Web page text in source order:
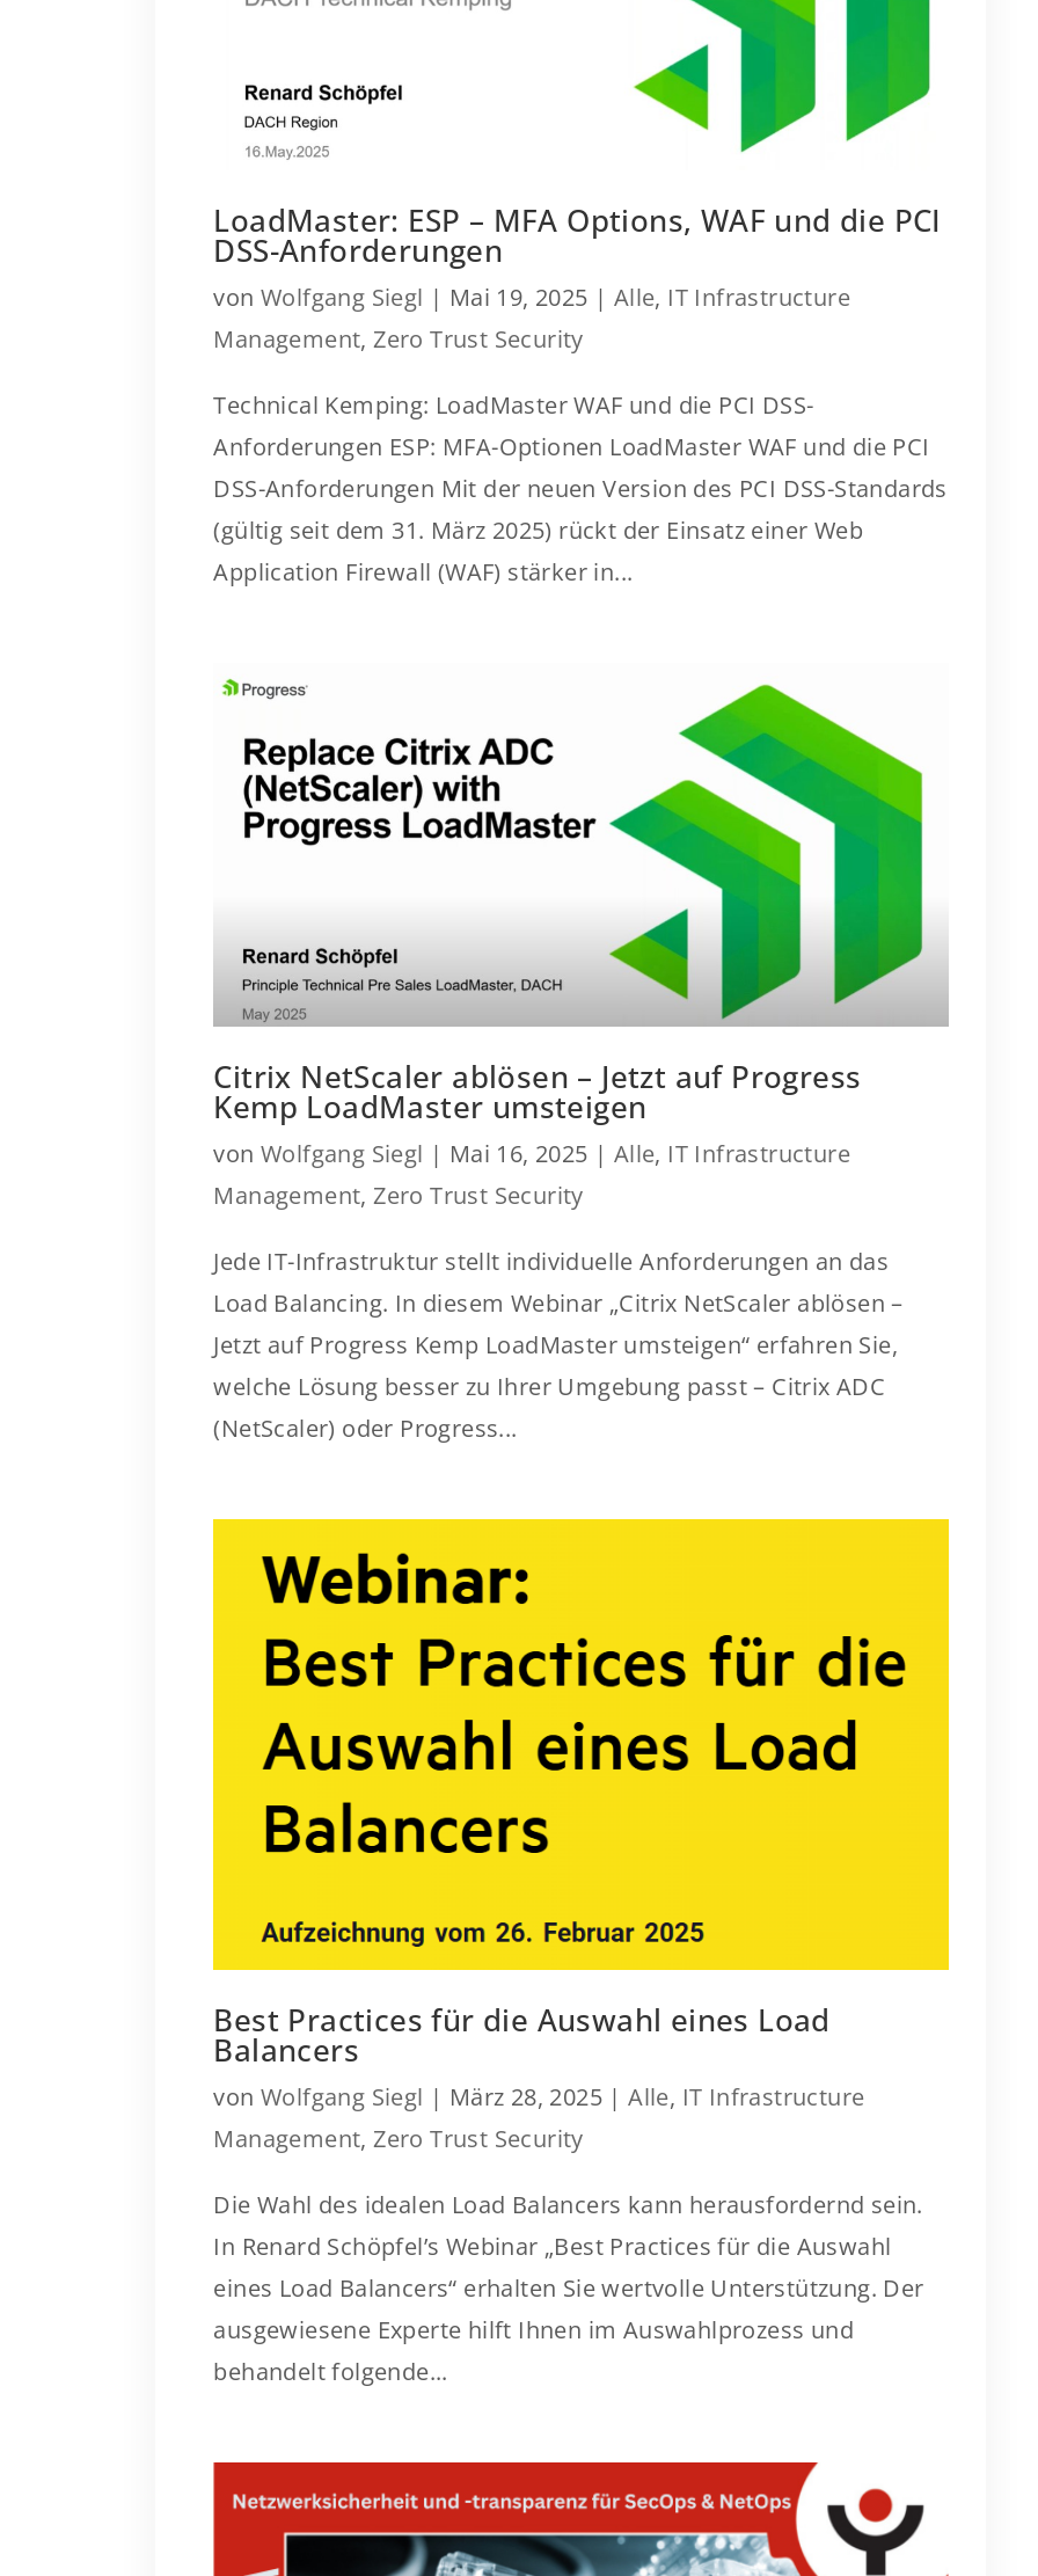
LoadMaster: ESP – MFA Options, WAF und die PCI
DSS-Anforderungen
vonWolfgang Siegl | Mai 19, 2025 | Alle, IT Infrastructure
Management,Zero Trust Security
Technical Kemping: LoadMaster WAF und die PCI DSS-
Anforderungen ESP: MFA-Optionen LoadMaster WAF und die PCI
DSS-Anforderungen Mit der neuen Version des PCI DSS-Standards
(gültig seit dem 31. März 2025) rückt der Einsatz einer Web
Application Firewall (WAF) stärker in...
Citrix NetScaler ablösen – Jetzt auf Progress
Kemp LoadMaster umsteigen
vonWolfgang Siegl | Mai 16, 2025 | Alle, IT Infrastructure
Management,Zero Trust Security
Jede IT-Infrastruktur stellt individuelle Anforderungen an das
Load Balancing. In diesem Webinar „Citrix NetScaler ablösen –
Jetzt auf Progress Kemp LoadMaster umsteigen“ erfahren Sie,
welche Lösung besser zu Ihrer Umgebung passt – Citrix ADC
(NetScaler) oder Progress...
Best Practices für die Auswahl eines Load
Balancers
vonWolfgang Siegl | März 28, 2025 |Alle, IT Infrastructure
Management,Zero Trust Security
Die Wahl des idealen Load Balancers kann herausfordernd sein.
In Renard Schöpfel’s Webinar „Best Practices für die Auswahl
eines Load Balancers“ erhalten Sie wertvolle Unterstützung. Der
ausgewiesene Experte hilft Ihnen im Auswahlprozess und
behandelt folgende...